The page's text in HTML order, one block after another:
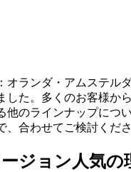
ランダ・アムステル
した。多くのお客様か
他のラインナップにつ
合わせてご検討くださ
ジョン人気の